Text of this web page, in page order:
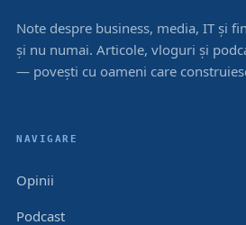
Note despre business, media, IT și
și nu numai. Articole, vloguri și
— povești cu oameni care
NAVIGARE
Opinii
Podcast